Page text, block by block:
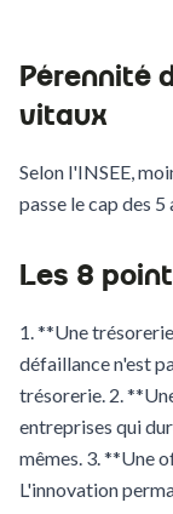
Pérennité
vitaux
Selon l'INSEE,
passe le cap des 5
Les 8
1. **Une
défaillance n'est
trésorerie. 2.
entreprises qui
mêmes. 3. **Une
L'innovation